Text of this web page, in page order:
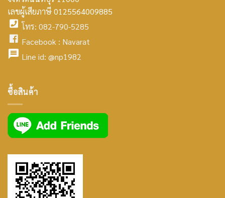
home
icon
เลขผู้เสียภาษี 0125564009885
facebook
icon
โทร: 082-790-5285
facebook
Facebook : Navarat
icon
Line id: @np1982
ซื้อสินค้า